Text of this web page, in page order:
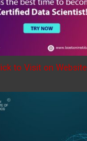
to Visit on Website